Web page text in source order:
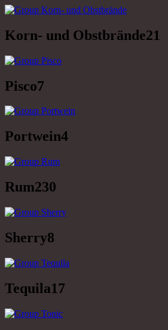
Korn- und Obstbrände21
Pisco7
Portwein4
Rum230
Sherry8
Tequila17